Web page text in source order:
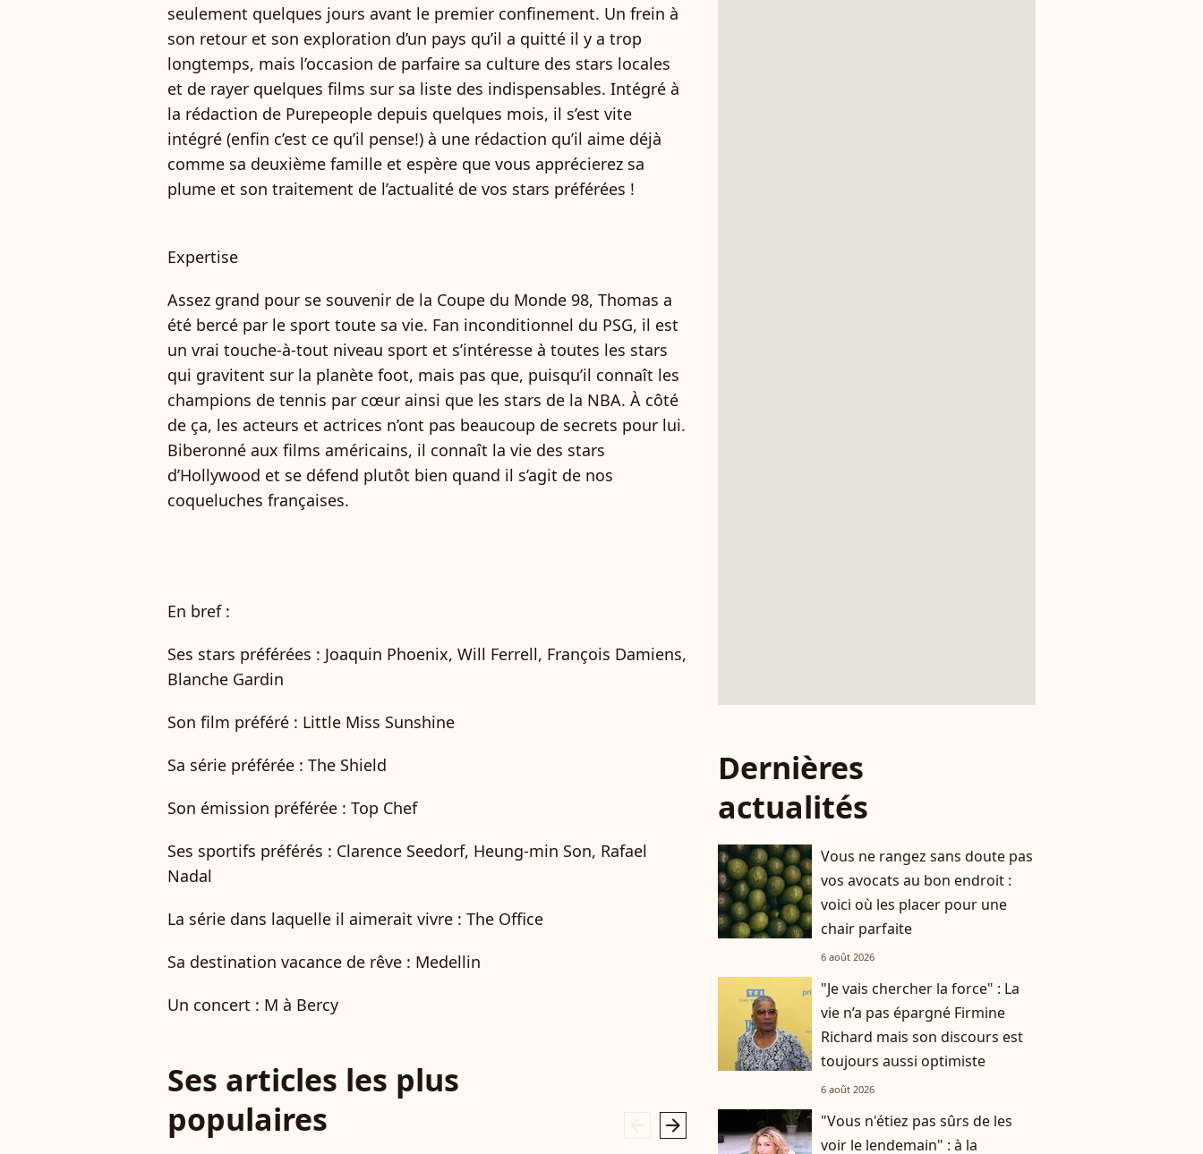
seulement quelques jours avant le premier confinement. Un frein à
son retour et son exploration d’un pays qu’il a quitté il y a trop
longtemps, mais l’occasion de parfaire sa culture des stars locales
et de rayer quelques films sur sa liste des indispensables. Intégré à
la rédaction de Purepeople depuis quelques mois, il s’est vite
intégré (enfin c’est ce qu’il pense!) à une rédaction qu’il aime déjà
comme sa deuxième famille et espère que vous apprécierez sa
plume et son traitement de l’actualité de vos stars préférées !
Expertise
Assez grand pour se souvenir de la Coupe du Monde 98, Thomas a
été bercé par le sport toute sa vie. Fan inconditionnel du PSG, il est
un vrai touche-à-tout niveau sport et s’intéresse à toutes les stars
qui gravitent sur la planète foot, mais pas que, puisqu’il connaît les
champions de tennis par cœur ainsi que les stars de la NBA. À côté
de ça, les acteurs et actrices n’ont pas beaucoup de secrets pour lui.
Biberonné aux films américains, il connaît la vie des stars
d’Hollywood et se défend plutôt bien quand il s’agit de nos
coqueluches françaises.
En bref :
Ses stars préférées : Joaquin Phoenix, Will Ferrell, François Damiens,
Blanche Gardin
Son film préféré : Little Miss Sunshine
Sa série préférée : The Shield
Son émission préférée : Top Chef
Ses sportifs préférés : Clarence Seedorf, Heung-min Son, Rafael
Nadal
La série dans laquelle il aimerait vivre : The Office
Sa destination vacance de rêve : Medellin
Un concert : M à Bercy
Ses articles les plus
populaires
arrow_right
Dernières
actualités
Vous ne rangez sans doute pas
vos avocats au bon endroit :
voici où les placer pour une
chair parfaite
6 août 2026
"Je vais chercher la force" : La
vie n’a pas épargné Firmine
Richard mais son discours est
toujours aussi optimiste
6 août 2026
"Vous n'étiez pas sûrs de les
voir le lendemain" : à la